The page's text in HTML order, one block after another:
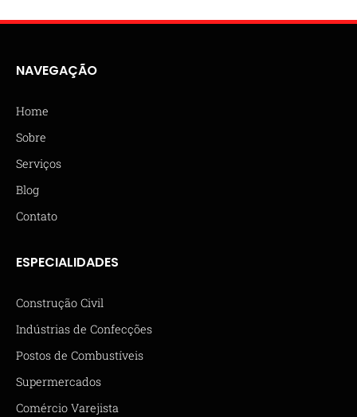
NAVEGAÇÃO
Home
Sobre
Serviços
Blog
Contato
ESPECIALIDADES
Construção Civil
Indústrias de Confecções
Postos de Combustíveis
Supermercados
Comércio Varejista